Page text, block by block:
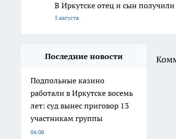
В Иркутске отец и сын
5 августа
Последние новости
Подпольные казино
работали в Иркутске восемь
лет: суд вынес приговор 13
участникам группы
04:00